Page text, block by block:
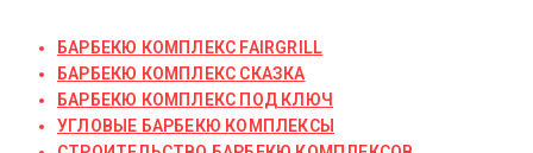
БАРБЕКЮ КОМПЛЕКС FAIRGRILL
БАРБЕКЮ КОМПЛЕКС СКАЗКА
БАРБЕКЮ КОМПЛЕКС ПОД КЛЮЧ
УГЛОВЫЕ БАРБЕКЮ КОМПЛЕКСЫ